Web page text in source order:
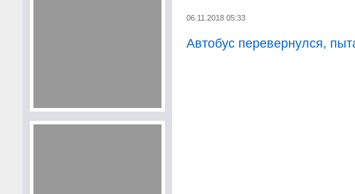
06.11.2018 05:33
Автобус перевернулся,